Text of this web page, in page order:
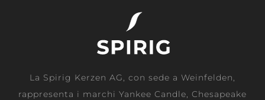
La Spirig Kerzen AG, con sede a Weinfelden,
rappresenta i marchi Yankee Candle, Chesapeake